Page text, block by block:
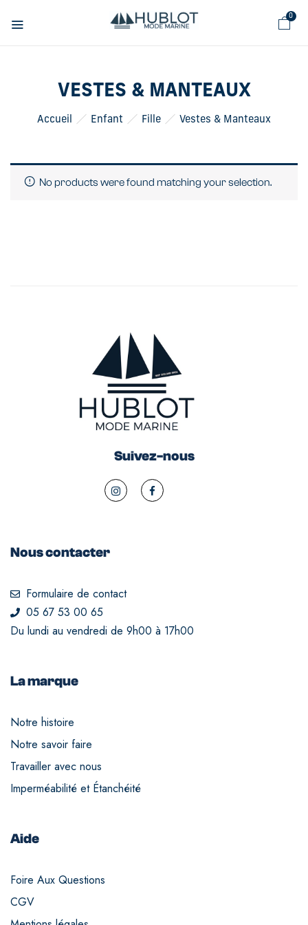
0
VESTES & MANTEAUX
Accueil Enfant Fille Vestes & Manteaux
No products were found matching your selection.
Suivez-nous
Nous contacter
Formulaire de contact
05 67 53 00 65
Du lundi au vendredi de 9h00 à 17h00
La marque
Notre histoire
Notre savoir faire
Travailler avec nous
Imperméabilité et Étanchéité
Aide
Foire Aux Questions
CGV
Panneau de gestion des cookies